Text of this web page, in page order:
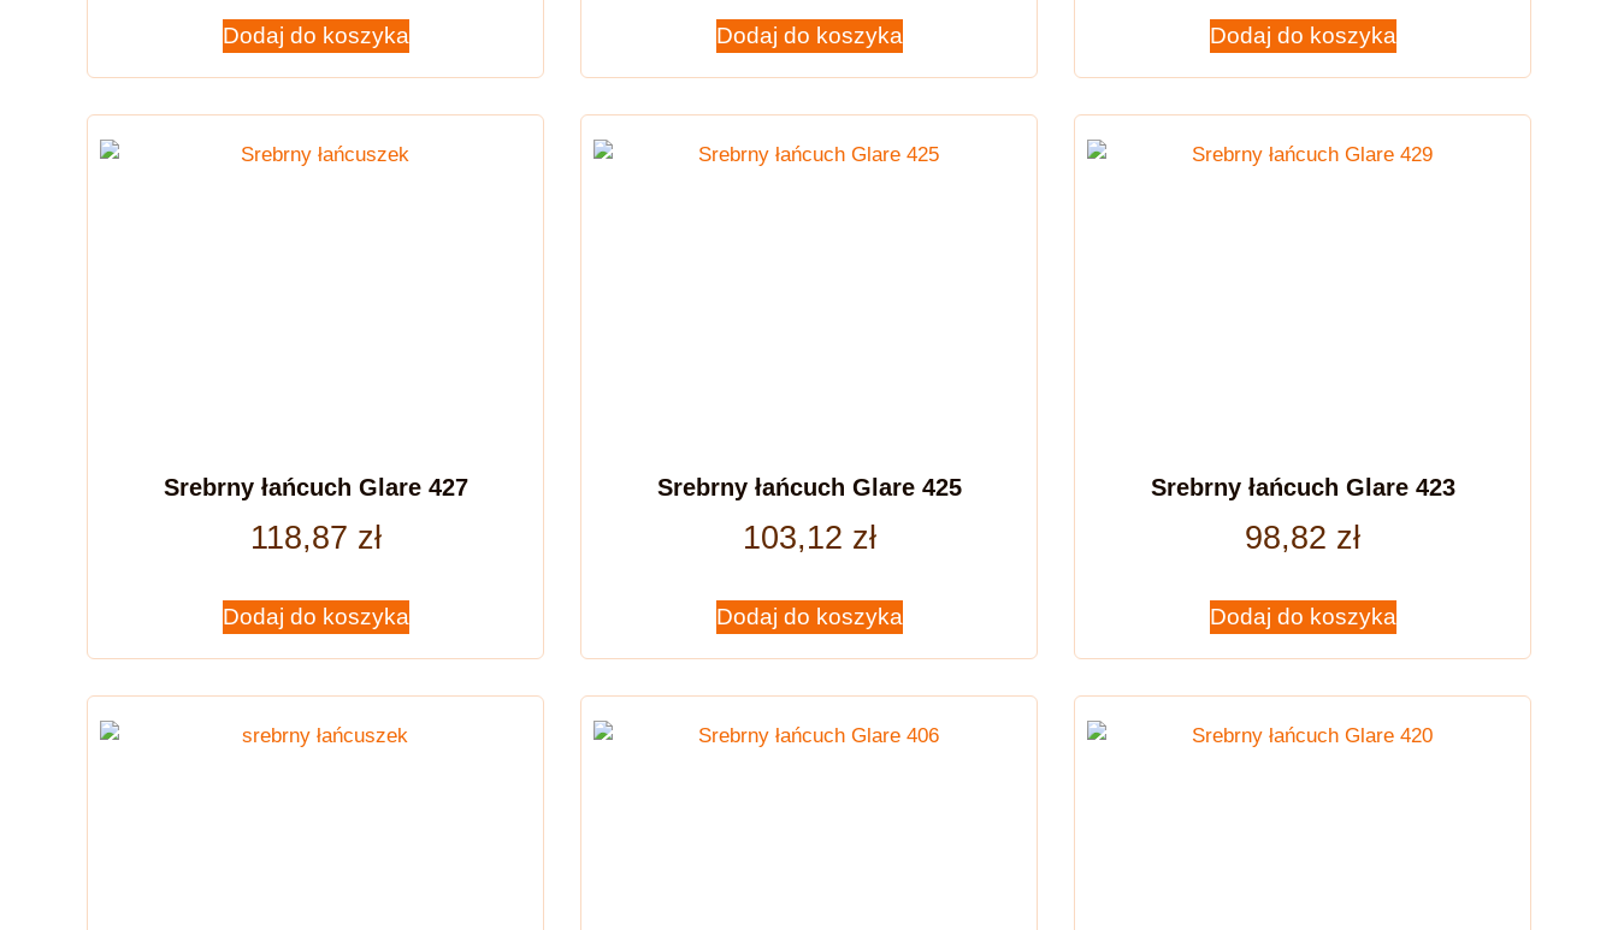
Dodaj do koszyka Dodaj do koszyka Dodaj do koszyka
Srebrny łańcuch Glare 427
118,87 zł
Dodaj do koszyka
Srebrny łańcuch Glare 425
103,12 zł
Dodaj do koszyka
Srebrny łańcuch Glare 423
98,82 zł
Dodaj do koszyka